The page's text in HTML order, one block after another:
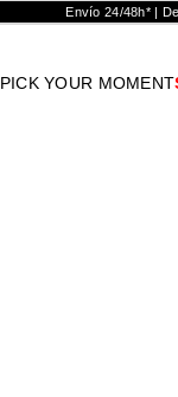
Envío 24/48h* |
PICK YOUR MOMENT